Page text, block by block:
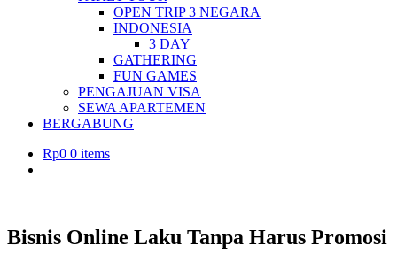
OPEN TRIP 3 NEGARA
INDONESIA
3 DAY
GATHERING
FUN GAMES
PENGAJUAN VISA
SEWA APARTEMEN
BERGABUNG
Rp0 0 items
Bisnis Online Laku Tanpa Harus Promosi